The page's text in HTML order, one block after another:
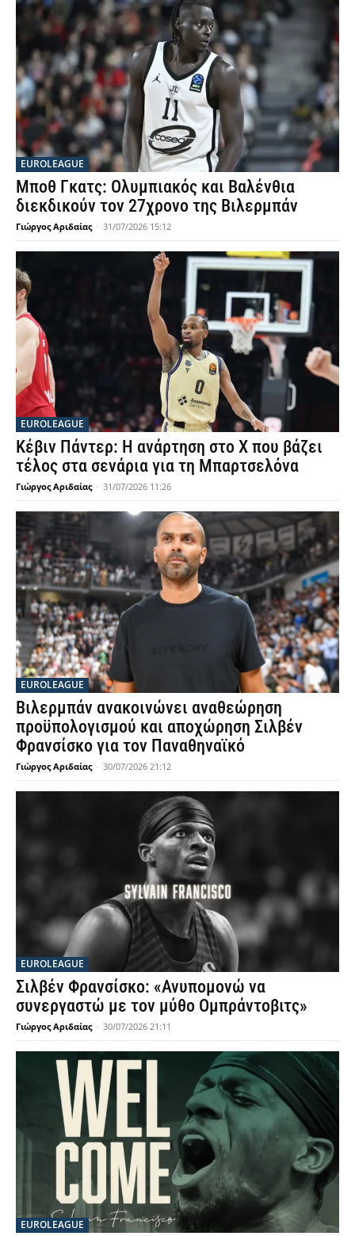
EUROLEAGUE
Μποθ Γκατς: Ολυμπιακός και Βαλένθια
διεκδικούν τον 27χρονο της Βιλερμπάν
Γιώργος Αριδαίας - 31/07/2026 15:12
EUROLEAGUE
Κέβιν Πάντερ: Η ανάρτηση στο X που βάζει
τέλος στα σενάρια για τη Μπαρτσελόνα
Γιώργος Αριδαίας - 31/07/2026 11:26
EUROLEAGUE
Βιλερμπάν ανακοινώνει αναθεώρηση
προϋπολογισμού και αποχώρηση Σιλβέν
Φρανσίσκο για τον Παναθηναϊκό
Γιώργος Αριδαίας - 30/07/2026 21:12
EUROLEAGUE
Σιλβέν Φρανσίσκο: «Ανυπομονώ να
συνεργαστώ με τον μύθο Ομπράντοβιτς»
Γιώργος Αριδαίας - 30/07/2026 21:11
EUROLEAGUE